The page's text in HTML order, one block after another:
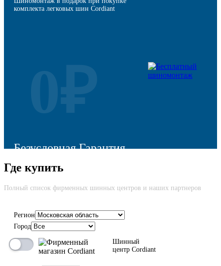
комплекта легковых шин Cordiant
Безусловная Гарантия
Cкидка до 100% на новую шину вне зависимости от причины
возврата
Где купить
Полный список фирменных шинных центров и наших партнеров
Регион
Город
Шинный
центр Cordiant